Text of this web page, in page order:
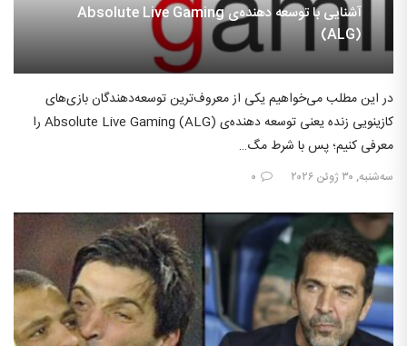
آشنایی با توسعه دهنده‌ی Absolute Live Gaming
(ALG)
در این مطلب می‌خواهیم یکی از معروف‌ترین توسعه‌دهندگان بازی‌های
کازینویی زنده یعنی توسعه دهنده‌ی Absolute Live Gaming (ALG) را
معرفی کنیم؛ پس با شرط مگ…
سه‌شنبه, ۳۰ ژوئن ۲۰۲۶ ۰